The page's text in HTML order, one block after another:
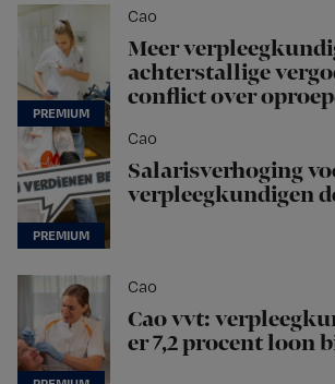
Cao
Meer
achterstallige
conflict over
Cao
Salarisverhoging
verpleegkundigen
Cao
Cao vvt:
er 7,2 procent loon